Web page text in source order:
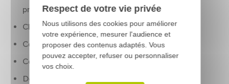
profondeur. multi-fonctions
Climatisation
Condamnation centralisée à carte
Contrôle des phares: allumage automatique
Détection panneaux signalisation
Respect de votre vie privée
Nous utilisons des cookies pour améliorer
votre expérience, mesurer l'audience et
proposer des contenus adaptés. Vous
pouvez accepter, refuser ou personnaliser
vos choix.